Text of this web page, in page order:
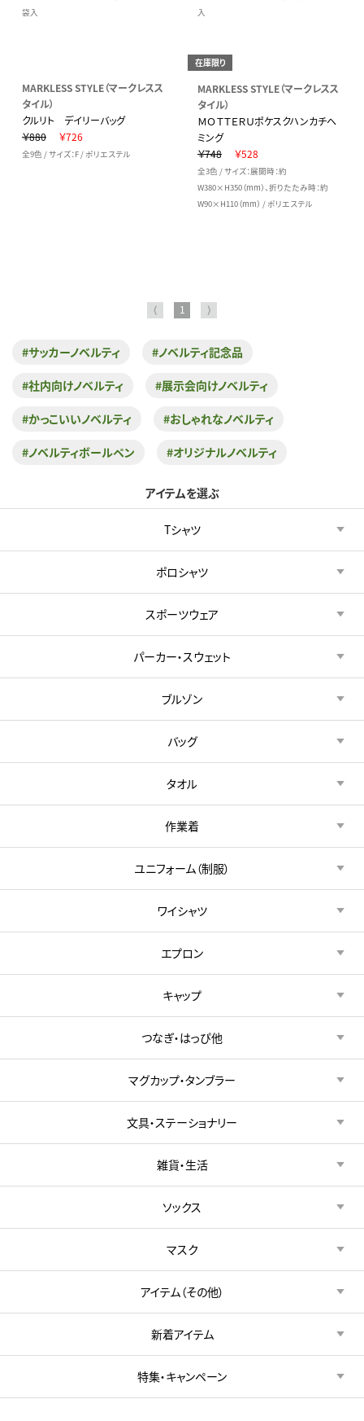
袋入
入
MARKLESS STYLE（マークレスス
タイル）
クルリト デイリーバッグ
￥880
￥726
全9色 / サイズ：F / ポリエステル
在庫限り
MARKLESS STYLE（マークレスス
タイル）
ＭＯＴＴＥＲＵポケスクハンカチヘ
ミング
￥748
￥528
全3色 / サイズ：展開時：約
W380×H350（mm）、折りたたみ時：約
W90×H110（mm） / ポリエステル
⟨ 1 ⟩
#サッカーノベルティ #ノベルティ記念品
#社内向けノベルティ #展示会向けノベルティ
#かっこいいノベルティ #おしゃれなノベルティ
#ノベルティボールペン #オリジナルノベルティ
アイテムを選ぶ
Tシャツ
ポロシャツ
スポーツウェア
パーカー・スウェット
ブルゾン
バッグ
タオル
作業着
ユニフォーム（制服）
ワイシャツ
エプロン
キャップ
つなぎ・はっぴ他
マグカップ・タンブラー
文具・ステーショナリー
雑貨・生活
ソックス
マスク
アイテム（その他）
新着アイテム
特集・キャンペーン